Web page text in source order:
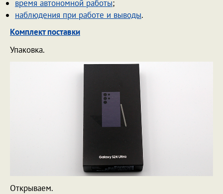
время автономной работы;
наблюдения при работе и выводы.
Комплект поставки
Упаковка.
Открываем.